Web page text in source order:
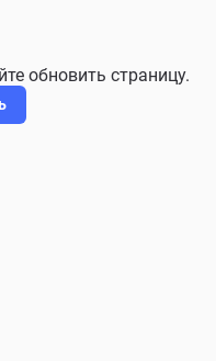
обновить страницу.